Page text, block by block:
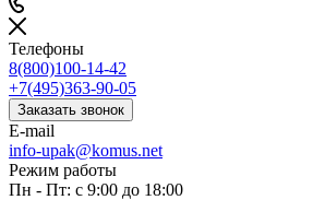
Телефоны
8(800)100-14-42
+7(495)363-90-05
Заказать звонок
E-mail
info-upak@komus.net
Режим работы
Пн - Пт: с 9:00 до 18:00